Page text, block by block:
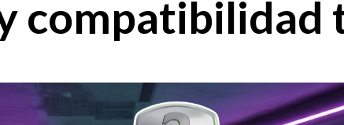
compatibilidad